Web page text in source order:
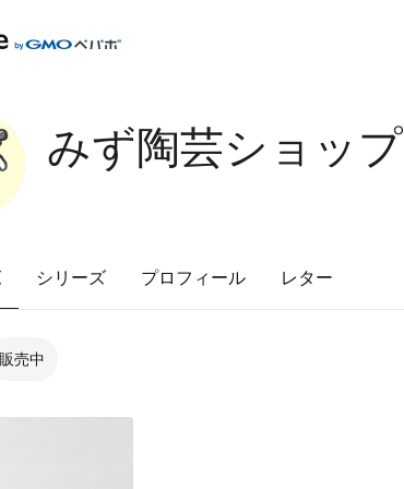
みず陶芸ショップ
シリーズ プロフィール レター
販売中